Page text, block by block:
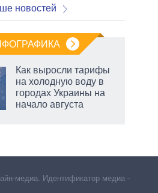
новостей
Как выросли тарифы
на холодную воду в
городах Украины на
начало августа
медиа. Идентификатор медиа –